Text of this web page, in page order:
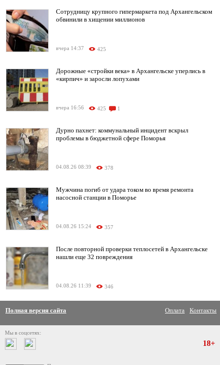
Сотрудницу крупного гипермаркета под Архангельском
обвинили в хищении миллионов
вчера 14:37 425
Дорожные «стройки века» в Архангельске уперлись в
«кирпич» и заросли лопухами
вчера 16:56 425 1
Дурно пахнет: коммунальный инцидент вскрыл
проблемы в бюджетной сфере Поморья
04.08.26 08:39 378
Мужчина погиб от удара током во время ремонта
насосной станции в Поморье
04.08.26 15:24 357
После повторной проверки теплосетей в Архангельске
нашли еще 32 повреждения
04.08.26 11:39 346
Полная версия сайта Оплата Контакты
Мы в соцсетях:
18+